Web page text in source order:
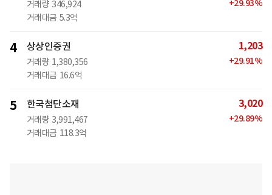
거래량 346,924
거래대금 5.3억
+29.93%
4 상상인증권
거래량 1,380,356
거래대금 16.6억
1,203
+29.91%
5 한국첨단소재
거래량 3,991,467
거래대금 118.3억
3,020
+29.89%